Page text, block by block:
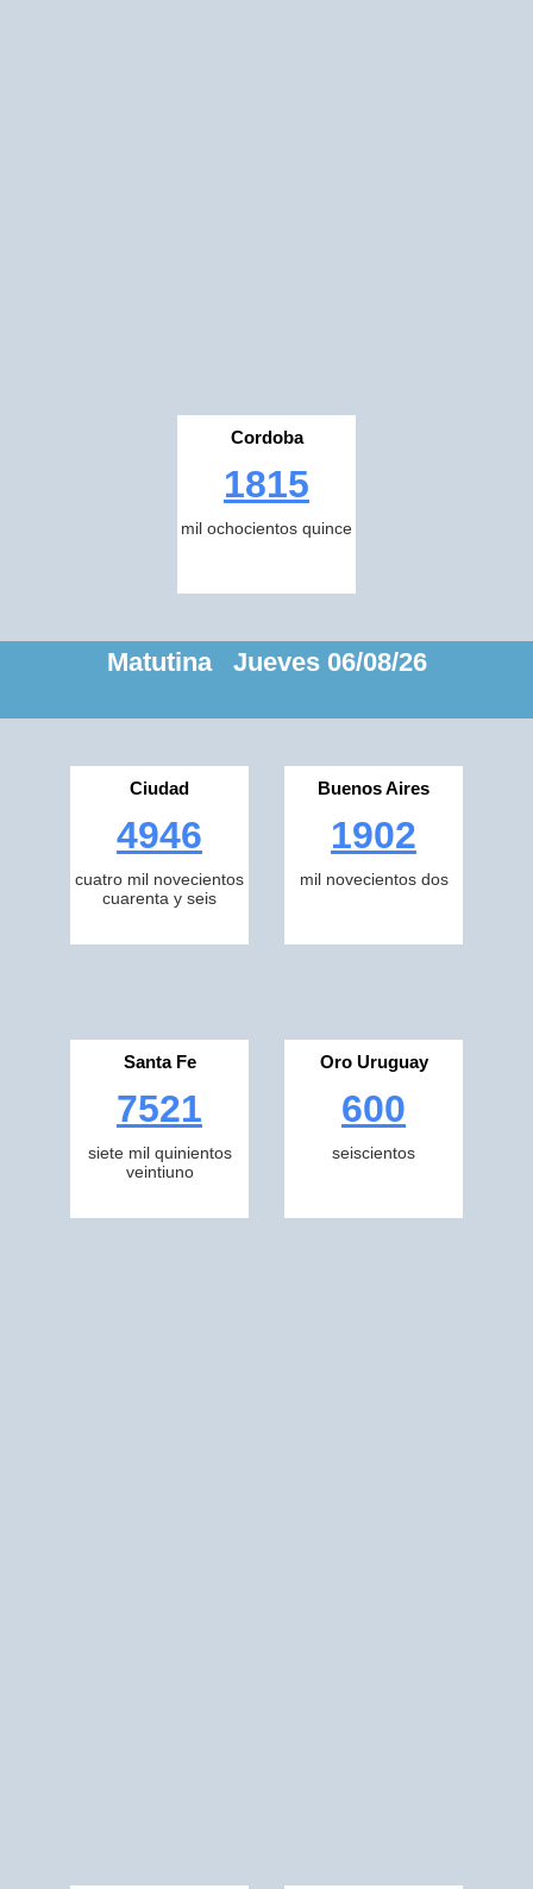
Cordoba
1815
mil ochocientos quince
Matutina Jueves 06/08/26
Ciudad
4946
cuatro mil novecientos
cuarenta y seis
Buenos Aires
1902
mil novecientos dos
Santa Fe
7521
siete mil quinientos
veintiuno
Oro Uruguay
600
seiscientos